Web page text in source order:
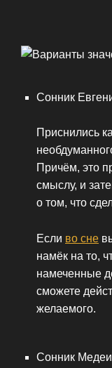
Сонник
Приснились
Причём, это
смыслу, и
о том, что
Если во сне
намёк на то,
намеченные
сможете
желаемого.
Сонник Медеи